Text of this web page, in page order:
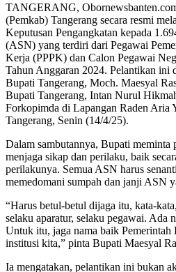
TANGERANG,
(Pemkab) Tangerang secara resmi
Keputusan Pengangkatan kepada
(ASN) yang terdiri dari Pegawai
Kerja (PPPK) dan Calon Pegawai
Tahun Anggaran 2024. Pelantikan ini
Bupati Tangerang, Moch. Maesyal
Bupati Tangerang, Intan Nurul
Forkopimda di Lapangan Raden Aria
Tangerang, Senin (14/4/25).
Dalam sambutannya, Bupati
menjaga sikap dan perilaku, baik
perilakunya. Semua ASN harus
memedomani sumpah dan janji ASN
“Harus betul-betul dijaga itu, kata-
selaku aparatur, selaku pegawai. Ada
Untuk itu, jaga nama baik Pemerintah
institusi kita,” pinta Bupati Maesyal
Ia mengatakan, pelantikan ini bukan